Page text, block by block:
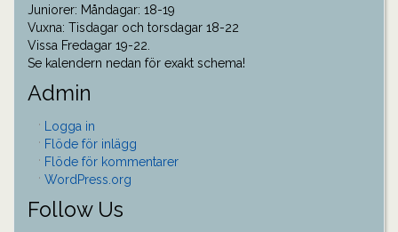
Juniorer: Måndagar: 18-19
Vuxna: Tisdagar och torsdagar 18-22
Vissa Fredagar 19-22.
Se kalendern nedan för exakt schema!
Admin
Logga in
Flöde för inlägg
Flöde för kommentarer
WordPress.org
Follow Us